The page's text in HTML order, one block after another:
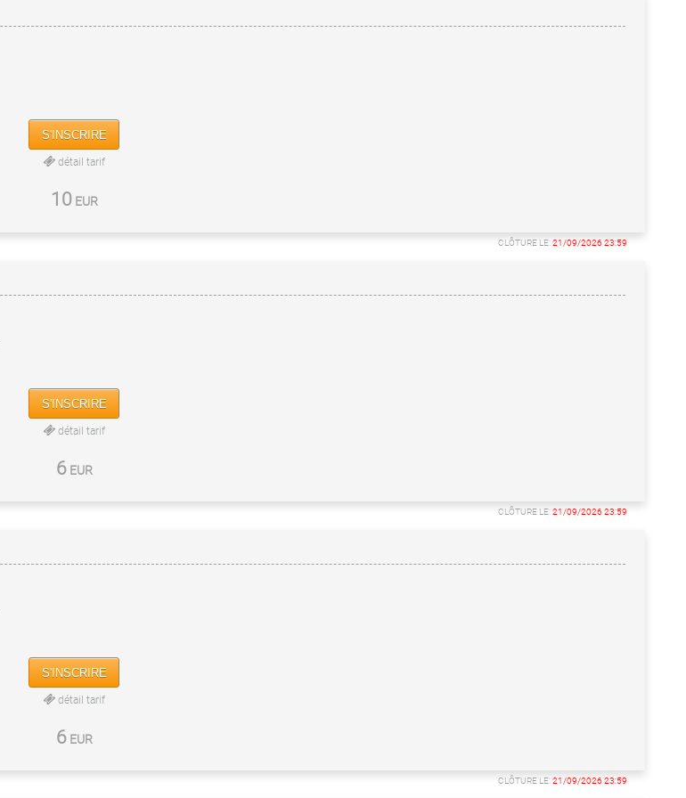
S'INSCRIRE
détail tarif
10 EUR
CLÔTURE LE:21/09/2026 23:59
S'INSCRIRE
détail tarif
6 EUR
CLÔTURE LE:21/09/2026 23:59
S'INSCRIRE
détail tarif
6 EUR
CLÔTURE LE:21/09/2026 23:59